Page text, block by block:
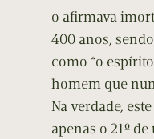
o afirmava
400 anos,
como “o
homem que
Na verdade,
apenas o 21º